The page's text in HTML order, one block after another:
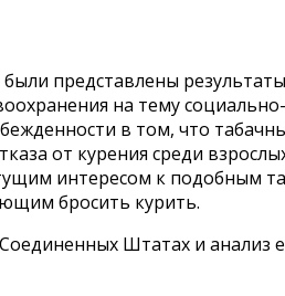
были представлены результаты
на тему социально-
в том, что
от курения среди
интересом к подобным
бросить курить.
Штатах и анализ